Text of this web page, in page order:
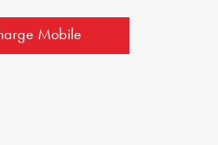
Mobile